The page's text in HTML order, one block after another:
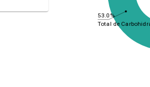
53.0%
Total de